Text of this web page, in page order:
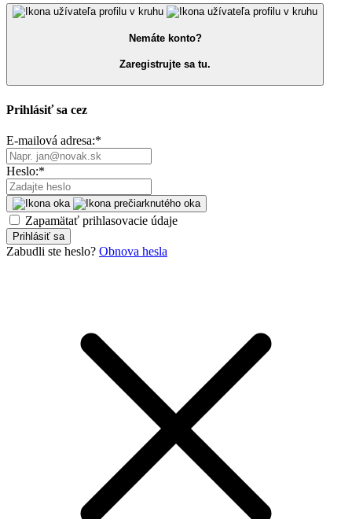
Nemáte konto?
Zaregistrujte sa tu.
Prihlásiť sa cez
E-mailová adresa:*
Heslo:*
Zapamätať prihlasovacie údaje
Prihlásiť sa
Zabudli ste heslo? Obnova hesla